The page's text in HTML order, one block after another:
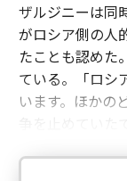
ザルジニーは同
がロシア側の人
たことも認めた
ている。「ロシ
います。ほかの